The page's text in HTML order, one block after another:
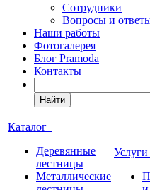
Сотрудники
Вопросы и
Наши работы
Фотогалерея
Блог Pramoda
Контакты
Найти
Каталог
Деревянные
лестницы
Металлические
Услуги